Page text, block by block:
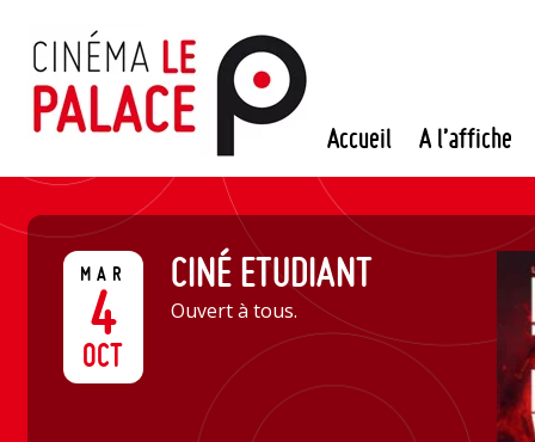
contenu
Accueil A l’affiche
MAR
4
OCT
CINÉ ETUDIANT
Ouvert à tous.